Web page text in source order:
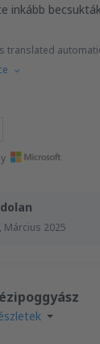
Március 2025
inkább
translated